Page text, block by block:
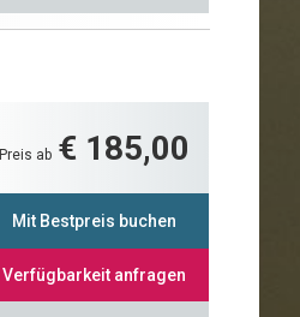
Preis ab € 185,00
Mit Bestpreis buchen
Verfügbarkeit anfragen